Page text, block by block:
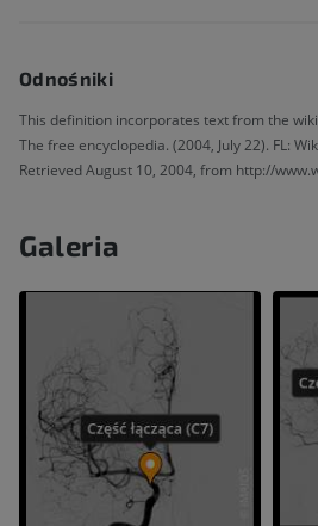
Odnośniki
This definition incorporates text from the
The free encyclopedia. (2004, July 22). FL:
Retrieved August 10, 2004, from http://
Galeria